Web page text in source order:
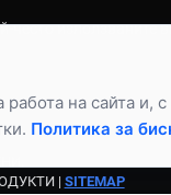
използваните
| SITEMAP
на сайта и,
Политика за